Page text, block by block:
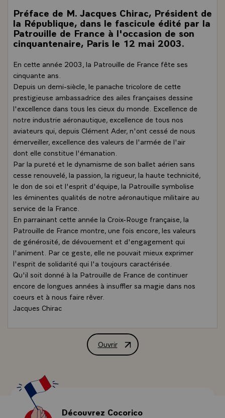
Préface de M. Jacques Chirac, Président de
la République, dans le fascicule édité par la
Patrouille de France à l'occasion de son
cinquantenaire, Paris le 12 mai 2003.
En cette année 2003, la Patrouille de France fête ses
cinquante ans.
Depuis un demi-siècle, le panache tricolore de cette
prestigieuse ambassadrice des ailes françaises dessine
l'excellence dans tous les cieux du monde. Excellence de
notre industrie aéronautique, excellence de tous nos
aviateurs qui, depuis Clément Ader, n'ont cessé de nous
émerveiller, excellence des valeurs de l'armée de l'air
dont elle constitue l'émanation.
Par la pureté et le dynamisme de son ballet aérien sans
cesse renouvelé, la passion, la rigueur, la haute technicité,
le don de soi et l'esprit d'équipe, la Patrouille symbolise
les éminentes qualités de notre aéronautique militaire au
service de la France.
En parrainant cette année la Croix-Rouge française, la
Patrouille de France montre, une fois encore, les valeurs
de générosité, de dévouement et d'engagement qui
l'animent. Par ce geste, elle ne pouvait mieux exprimer
l'esprit de solidarité qui l'a toujours caractérisée.
Qu'il soit donné à la Patrouille de France de continuer
encore de longues années à insuffler sa magie dans nos
coeurs et à nous faire rêver.
Jacques Chirac
Ouvrir
Préface de M. Jacques Chirac,
Découvrez Cocorico